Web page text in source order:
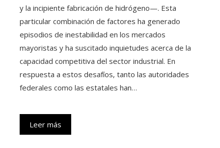
y la incipiente fabricación de hidrógeno—. Esta
particular combinación de factores ha generado
episodios de inestabilidad en los mercados
mayoristas y ha suscitado inquietudes acerca de la
capacidad competitiva del sector industrial. En
respuesta a estos desafíos, tanto las autoridades
federales como las estatales han…
Leer más